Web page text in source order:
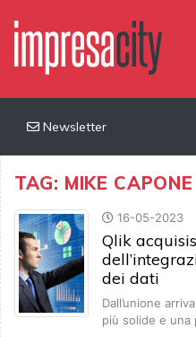
Newsletter
TAG: MIKE CAPONE
16-05-2023
Qlik
dei dati
Dall’unione
più solide e